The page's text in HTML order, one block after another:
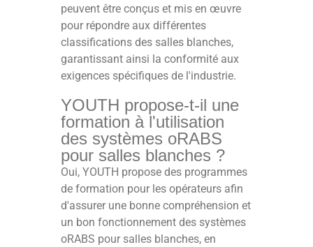
peuvent être conçus et mis en œuvre
pour répondre aux différentes
classifications des salles blanches,
garantissant ainsi la conformité aux
exigences spécifiques de l'industrie.
YOUTH propose-t-il une
formation à l'utilisation
des systèmes oRABS
pour salles blanches ?
Oui, YOUTH propose des programmes
de formation pour les opérateurs afin
d'assurer une bonne compréhension et
un bon fonctionnement des systèmes
oRABS pour salles blanches, en